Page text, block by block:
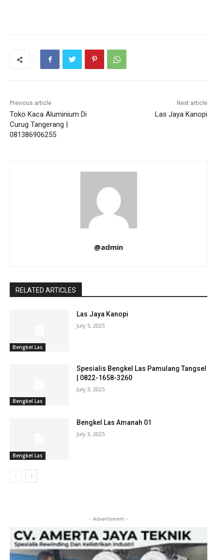
Previous article
Toko Kaca Aluminium Di
Curug Tangerang |
081386906255
Next article
Las Jaya Kanopi
@admin
RELATED ARTICLES
Bengkel Las
Las Jaya Kanopi
July 5, 2025
Bengkel Las
Spesialis Bengkel Las Pamulang Tangsel
| 0822-1658-3260
July 3, 2025
Bengkel Las
Bengkel Las Amanah 01
July 3, 2025
- Advertisment -